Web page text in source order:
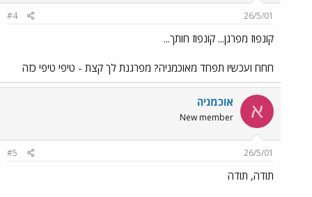
26/5/01
#4
קונפוז מפרגן... קונפוז חותך...
חחח ועכשיו תפחד מאוכמניה? מפרגנת לך קצת - טיפי טיפי כזה
א אוכמניה
New member
26/5/01
#5
תודה, תודה